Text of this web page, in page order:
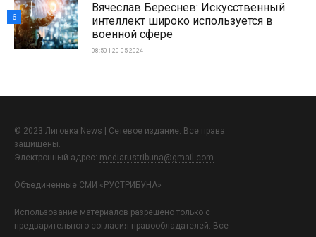
Вячеслав Береснев: Искусственный
интеллект широко используется в
военной сфере
08:50 | 20-05-2024
6
© 2023 Лиговка News | Сетевое издание. Все права
защищены.
Электронный адрес: mediarustribuna@gmail.com
Объединенные СМИ «РУСТРИБУНА»
Использование материалов разрешено только с
предварительного согласия правообладателей. Все